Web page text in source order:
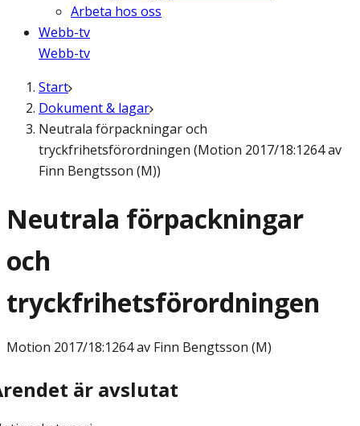
Arbeta hos oss
Webb-tv
Webb-tv
Start
Dokument & lagar
Neutrala förpackningar och
tryckfrihetsförordningen (Motion 2017/18:1264 av
Finn Bengtsson (M))
Neutrala förpackningar
och
tryckfrihetsförordningen
Motion 2017/18:1264 av Finn Bengtsson (M)
är avslutat